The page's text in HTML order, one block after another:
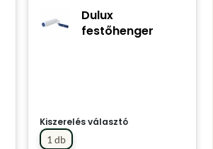
Dulux
festőhenger
Kiszerelés választó
1 db